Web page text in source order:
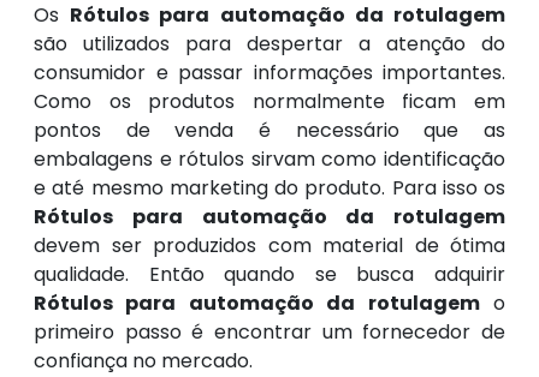
Os Rótulos para automação da rotulagem
são utilizados para despertar a atenção do
consumidor e passar informações importantes.
Como os produtos normalmente ficam em
pontos de venda é necessário que as
embalagens e rótulos sirvam como identificação
e até mesmo marketing do produto. Para isso os
Rótulos para automação da rotulagem
devem ser produzidos com material de ótima
qualidade. Então quando se busca adquirir
Rótulos para automação da rotulagemo
primeiro passo é encontrar um fornecedor de
confiança no mercado.